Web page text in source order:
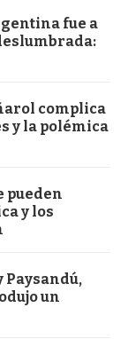
fue a
complica
y la polémica
pueden
y los
Paysandú,
un